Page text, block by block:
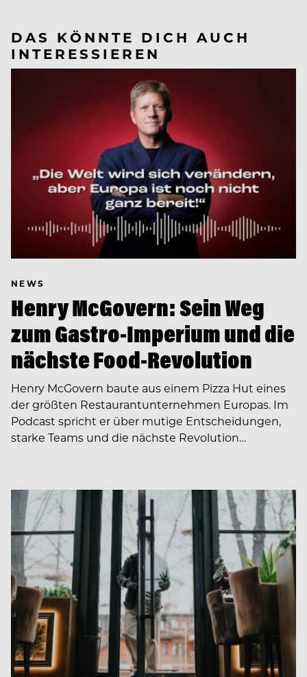
DAS KÖNNTE DICH AUCH
INTERESSIEREN
NEWS
Henry McGovern: Sein Weg
zum Gastro-Imperium und die
nächste Food-Revolution
Henry McGovern baute aus einem Pizza Hut eines
der größten Restaurantunternehmen Europas. Im
Podcast spricht er über mutige Entscheidungen,
starke Teams und die nächste Revolution…